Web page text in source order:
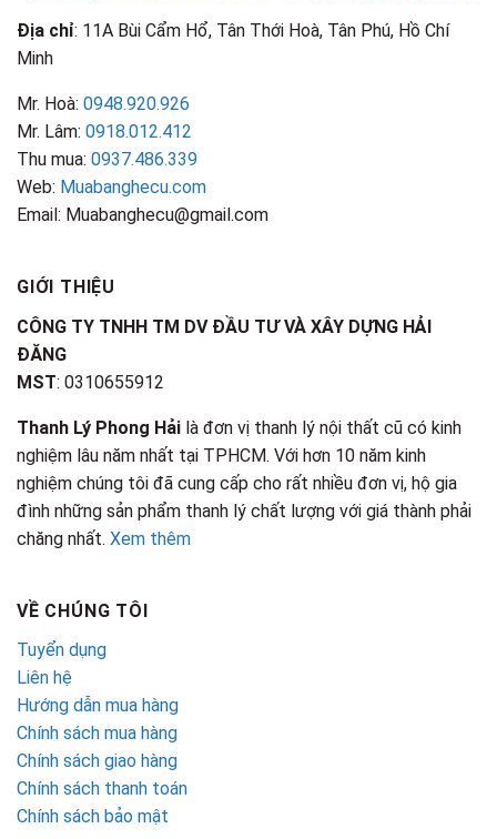
Địa chỉ: 11A Bùi Cẩm Hổ, Tân Thới Hoà, Tân Phú, Hồ Chí
Minh
Mr. Hoà: 0948.920.926
Mr. Lâm: 0918.012.412
Thu mua: 0937.486.339
Web: Muabanghecu.com
Email: Muabanghecu@gmail.com
GIỚI THIỆU
CÔNG TY TNHH TM DV ĐẦU TƯ VÀ XÂY DỰNG HẢI
ĐĂNG
MST: 0310655912
Thanh Lý Phong Hải là đơn vị thanh lý nội thất cũ có kinh
nghiệm lâu năm nhất tại TPHCM. Với hơn 10 năm kinh
nghiệm chúng tôi đã cung cấp cho rất nhiều đơn vị, hộ gia
đình những sản phẩm thanh lý chất lượng với giá thành phải
chăng nhất. Xem thêm
VỀ CHÚNG TÔI
Tuyển dụng
Liên hệ
Hướng dẫn mua hàng
Chính sách mua hàng
Chính sách giao hàng
Chính sách thanh toán
Chính sách bảo mật